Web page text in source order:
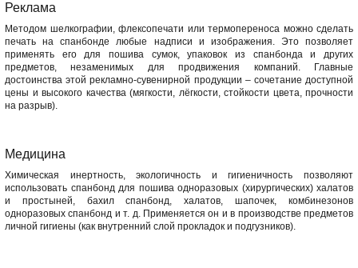
Реклама
Методом шелкографии, флексопечати или термопереноса можно сделать
печать на спанбонде любые надписи и изображения. Это позволяет
применять его для пошива сумок, упаковок из спанбонда и других
предметов, незаменимых для продвижения компаний. Главные
достоинства этой рекламно-сувенирной продукции – сочетание доступной
цены и высокого качества (мягкости, лёгкости, стойкости цвета, прочности
на разрыв).
Медицина
Химическая инертность, экологичность и гигиеничность позволяют
использовать спанбонд для пошива одноразовых (хирургических) халатов
и простыней, бахил спанбонд, халатов, шапочек, комбинезонов
одноразовых спанбонд и т. д. Применяется он и в производстве предметов
личной гигиены (как внутренний слой прокладок и подгузников).